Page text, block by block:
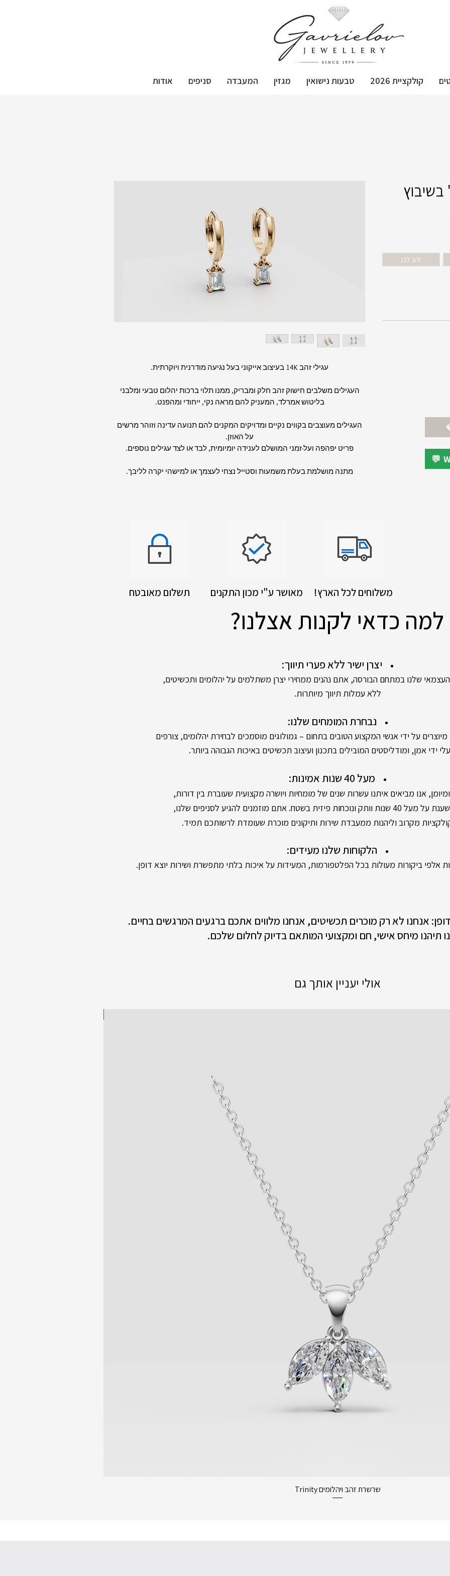
קולקציית 2026 טבעות נישואין מגזין המעבדה סניפים אודות
עגילי זהב 14K בעיצוב אייקוני בעל נגיעה מודרנית ויוקרתית.
העגילים משלבים חישוק זהב חלק ומבריק, ממנו תלוי ברכות יהלום טבעי ומלבני
בליטוש אמרלד, המעניק להם מראה נקי, ייחודי ומהפנט.
העגילים מעוצבים בקווים נקיים ומדויקים המקנים להם תנועה עדינה וזוהר מרשים
על האוזן.
פריט יפהפה ועל-זמני המושלם לענידה יומיומית, לבד או לצד עגילים נוספים.
מתנה מושלמת בעלת משמעות וסטייל נצחי לעצמך או למישהי יקרה לליבך.
בשיבוץ
זהב לבן
תשלום מאובטח מאושר ע"י מכון התקנים
למה כדאי לקנות אצלנו?
יצרן ישיר ללא פערי תיווך:
שלנו במתחם הבורסה, אתם נהנים ממחירי יצרן משתלמים על יהלומים ותכשיטים,
ללא עמלות תיווך מיותרות.
נבחרת המומחים שלנו:
על ידי אנשי המקצוע הטובים בתחום – גמולוגים מוסמכים לבחירת יהלומים, צורפים
ידי אמן, ומודליסטים המובילים בתכנון ועיצוב תכשיטים באיכות הגבוהה ביותר.
מעל 40 שנות אמינות:
אנו מביאים איתנו עשרות שנים של מומחיות ויושרה מקצועית שעוברת בין דורות,
בשטח. אתם מוזמנים להגיע לסניפים שלנו,
מקרוב וליהנות ממעבדת שירות ותיקונים מוכרת שעומדת לרשותכם תמיד.
הלקוחות שלנו מעידים:
אלפי ביקורות מעולות בכל הפלטפורמות, המעידות על איכות בלתי מתפשרת ושירות יוצא דופן.
דופן: אנחנו לא רק מוכרים תכשיטים, אנחנו מלווים אתכם ברגעים המרגשים בחיים.
תיהנו מיחס אישי, חם ומקצועי המותאם בדיוק לחלום שלכם.
אולי יעניין אותך גם
תצוגה מהירה
שרשרת זהב ויהלומים Trinity